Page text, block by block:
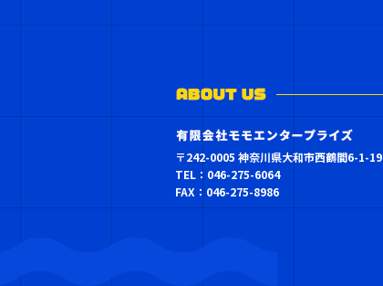
〒242-0005 神奈川県大和市西鶴間6-1-19
TEL：046-275-6064
FAX：046-275-8986